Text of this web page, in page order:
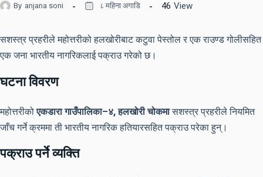
By anjana soni ८ महिना अगाडि 46 View
सशस्त्र प्रहरीले महोत्तरीको हलखोरीबाट कटुवा पेस्तोल र एक राउण्ड गोलीसहित
एक जना भारतीय नागरिकलाई पक्राउ गरेको छ।
घटना विवरण
महोत्तरीकोएकडारा गाउँपालिका–४, हलखोरी चोकमासशस्त्र प्रहरीले नियमित
जाँच गर्ने क्रममा ती भारतीय नागरिक हतियारसहित पक्राउ परेका हुन्।
पक्राउ पर्ने व्यक्ति